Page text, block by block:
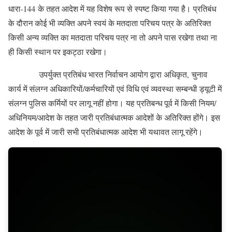
धारा-144 के तहत आदेश में यह विशेष रूप से स्पष्ट किया गया है। प्रतिबंध
के दौरान कोई भी व्यक्ति अपने स्वयं के मतदाता परिचय पत्र के अतिरिक्त
किसी अन्य व्यक्ति का मतदाता परिचय पत्र ना तो अपने पास रखेगा तथा ना
ही किसी स्थान पर इकट्ठा रखेगा।
उपर्युक्त प्रतिबंध भारत निर्वाचन आयोग द्वारा अधिकृत, चुनाव
कार्य में संलग्न अधिकारियों/कर्मचारियों एवं विधि एवं व्यवस्था सम्बन्धी ड्यूटी में
संलग्न पुलिस कर्मियों पर लागू नहीं होगा। यह प्रतिबन्ध पूर्व में किसी नियम/
अधिनियम/आदेश के तहत जारी प्रतिबंधात्मक आदेशों के अतिरिक्त होंगे। इस
आदेश के पूर्व में जारी सभी प्रतिबंधात्मक आदेश भी यथावत लागू रहेंगे।